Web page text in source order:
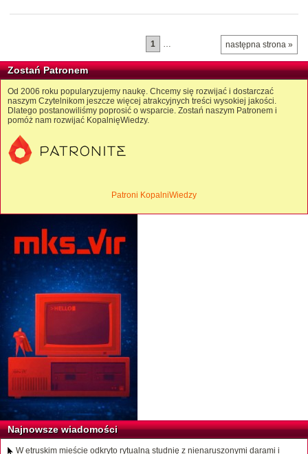
następna strona »
1 …
Zostań Patronem
Od 2006 roku popularyzujemy naukę. Chcemy się rozwijać i dostarczać
naszym Czytelnikom jeszcze więcej atrakcyjnych treści wysokiej jakości.
Dlatego postanowiliśmy poprosić o wsparcie. Zostań naszym Patronem i
pomóż nam rozwijać KopalnięWiedzy.
Patroni KopalniWiedzy
Najnowsze wiadomości
W etruskim mieście odkryto rytualną studnię z nienaruszonymi darami i